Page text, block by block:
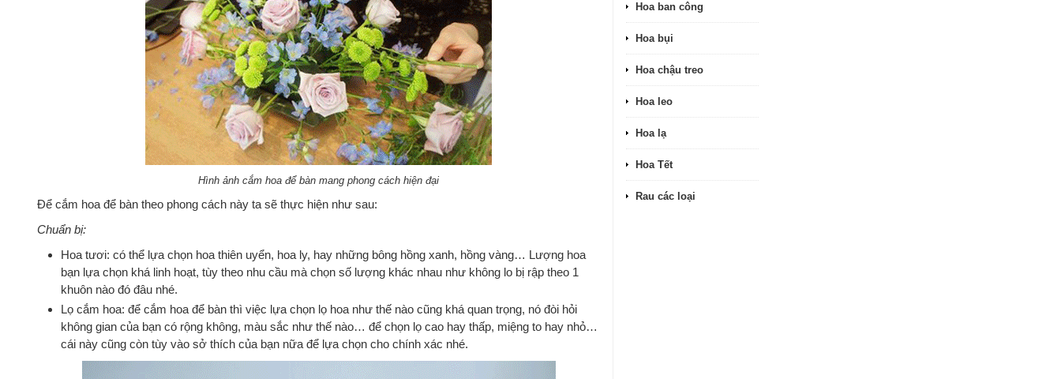
Hình ảnh cắm hoa để bàn mang phong cách hiện đại
Để cắm hoa để bàn theo phong cách này ta sẽ thực hiện như sau:
Chuẩn bị:
Hoa tươi: có thể lựa chọn hoa thiên uyển, hoa ly, hay những bông hồng xanh, hồng vàng… Lượng hoa
bạn lựa chọn khá linh hoạt, tùy theo nhu cầu mà chọn số lượng khác nhau như không lo bị rập theo 1
khuôn nào đó đâu nhé.
Lọ cắm hoa: để cắm hoa để bàn thì việc lựa chọn lọ hoa như thế nào cũng khá quan trọng, nó đòi hỏi
không gian của bạn có rộng không, màu sắc như thế nào… để chọn lọ cao hay thấp, miệng to hay nhỏ…
cái này cũng còn tùy vào sở thích của bạn nữa để lựa chọn cho chính xác nhé.
Hoa ban công
Hoa bụi
Hoa chậu treo
Hoa leo
Hoa lạ
Hoa Tết
Rau các loại